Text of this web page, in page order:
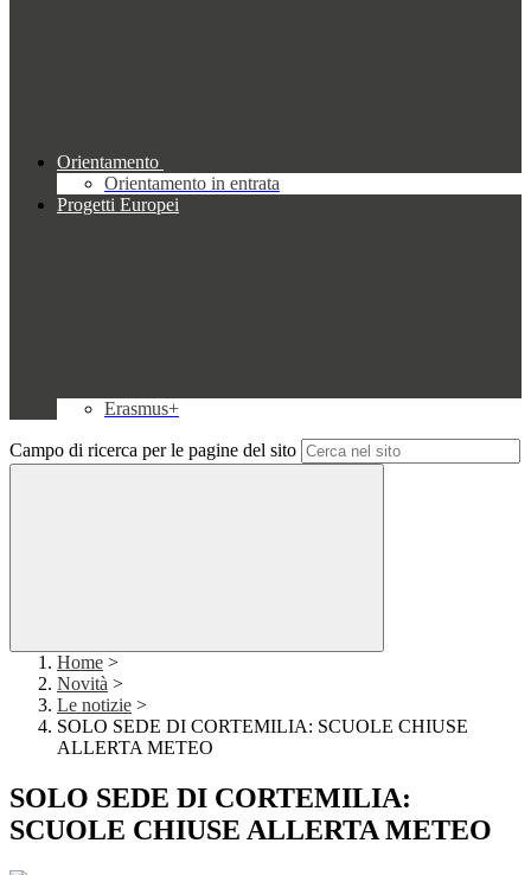
Orientamento
Orientamento in entrata
Progetti Europei
Erasmus+
Campo di ricerca per le pagine del sito
Home >
Novità >
Le notizie >
SOLO SEDE DI CORTEMILIA: SCUOLE CHIUSE
ALLERTA METEO
SOLO SEDE DI CORTEMILIA:
SCUOLE CHIUSE ALLERTA METEO